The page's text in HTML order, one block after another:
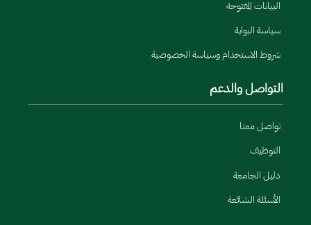
البيانات المفتوحة
سياسة البوابة
شروط الاستخدام وسياسة الخصوصية
التواصل والدعم
تواصل معنا
التوظيف
دليل الجامعة
الأسئلة الشائعة